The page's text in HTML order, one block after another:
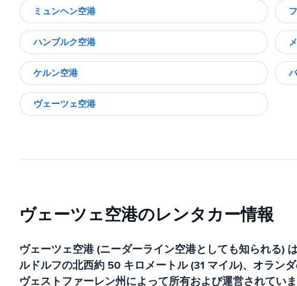
ミュンヘン空港
ハンブルク空港
ケルン空港
ヴェーツェ空港
ヴェーツェ空港のレンタカー情報
ヴェーツェ空港 (ニーダーライン空港としても知られる)
ルドルフの北西約 50 キロメートル (31 マイル)、オラン
ヴェストファーレン州によって所有および運営されていま